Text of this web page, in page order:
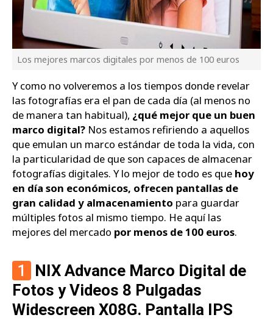
Los mejores marcos digitales por menos de 100 euros
Y como no volveremos a los tiempos donde revelar
las fotografías era el pan de cada día (al menos no
de manera tan habitual), ¿qué mejor que un buen
marco digital? Nos estamos refiriendo a aquellos
que emulan un marco estándar de toda la vida, con
la particularidad de que son capaces de almacenar
fotografías digitales. Y lo mejor de todo es que hoy
en día son económicos, ofrecen pantallas de
gran calidad y almacenamiento para guardar
múltiples fotos al mismo tiempo. He aquí las
mejores del mercado por menos de 100 euros.
1
NIX Advance Marco Digital de
Fotos y Videos 8 Pulgadas
Widescreen X08G. Pantalla IPS